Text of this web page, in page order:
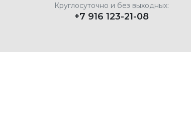
Круглосуточно и без выходных:
+7 916 123-21-08